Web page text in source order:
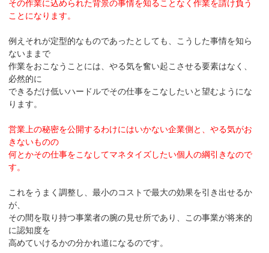
その作業に込められた背景の事情を知ることなく作業を請け負う
ことになります。
例えそれが定型的なものであったとしても、こうした事情を知ら
ないままで
作業をおこなうことには、やる気を奮い起こさせる要素はなく、
必然的に
できるだけ低いハードルでその仕事をこなしたいと望むようにな
ります。
営業上の秘密を公開するわけにはいかない企業側と、やる気がお
きないものの
何とかその仕事をこなしてマネタイズしたい個人の綱引きなので
す。
これをうまく調整し、最小のコストで最大の効果を引き出せるか
が、
その間を取り持つ事業者の腕の見せ所であり、この事業が将来的
に認知度を
高めていけるかの分かれ道になるのです。